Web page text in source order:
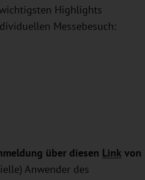
Highlights
Messebesuch:
über diesen Link von
Anwender des